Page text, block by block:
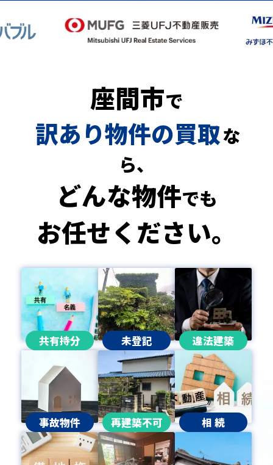
座間市で
訳あり物件の買取な
ら、
どんな物件でも
お任せください。
共有持分 未登記 違法建築
事故物件 再建築不可 相 続